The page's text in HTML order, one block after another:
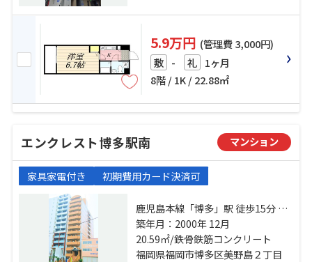
5.9万円 (管理費 3,000円)
敷 - 礼 1ヶ月
8階 / 1K / 22.88㎡
エンクレスト博多駅南 マンション
家具家電付き 初期費用カード決済可
鹿児島本線「博多」駅 徒歩15分 福
岡市空港線「博多」駅 徒歩15分 福
岡市七隈線「博多」駅 徒歩15分
築年月：2000年 12月
20.59㎡/鉄骨鉄筋コンクリート
福岡県福岡市博多区美野島２丁目